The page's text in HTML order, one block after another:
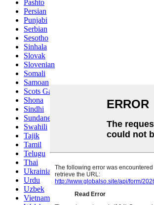
Pashto
Persian
Punjabi
Serbian
Sesotho
Sinhala
Slovak
Slovenian
Somali
Samoan
Scots Gaelic
Shona
Sindhi
Sundanese
Swahili
Tajik
Tamil
Telugu
Thai
Ukrainian
Urdu
Uzbek
Vietnamese